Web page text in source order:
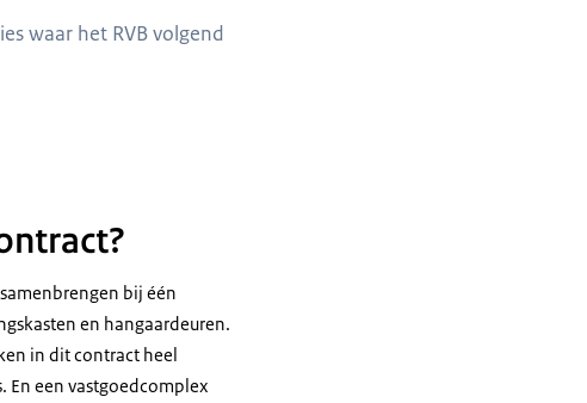
waar het RVB volgend
bij één
en hangaardeuren.
in dit contract heel
En een vastgoedcomplex